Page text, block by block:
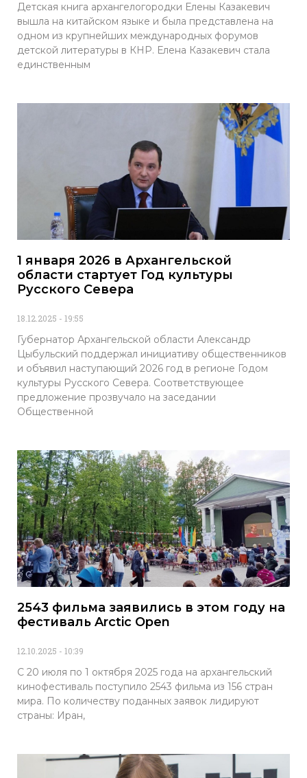
Детская книга архангелогородки Елены Казакевич
вышла на китайском языке и была представлена на
одном из крупнейших международных форумов
детской литературы в КНР. Елена Казакевич стала
единственным
1 января 2026 в Архангельской
области стартует Год культуры
Русского Севера
18.12.2025 19:55
Губернатор Архангельской области Александр
Цыбульский поддержал инициативу общественников
и объявил наступающий 2026 год в регионе Годом
культуры Русского Севера. Соответствующее
предложение прозвучало на заседании
Общественной
2543 фильма заявились в этом году на
фестиваль Arctic Open
12.10.2025 10:39
С 20 июля по 1 октября 2025 года на архангельский
кинофестиваль поступило 2543 фильма из 156 стран
мира. По количеству поданных заявок лидируют
страны: Иран,